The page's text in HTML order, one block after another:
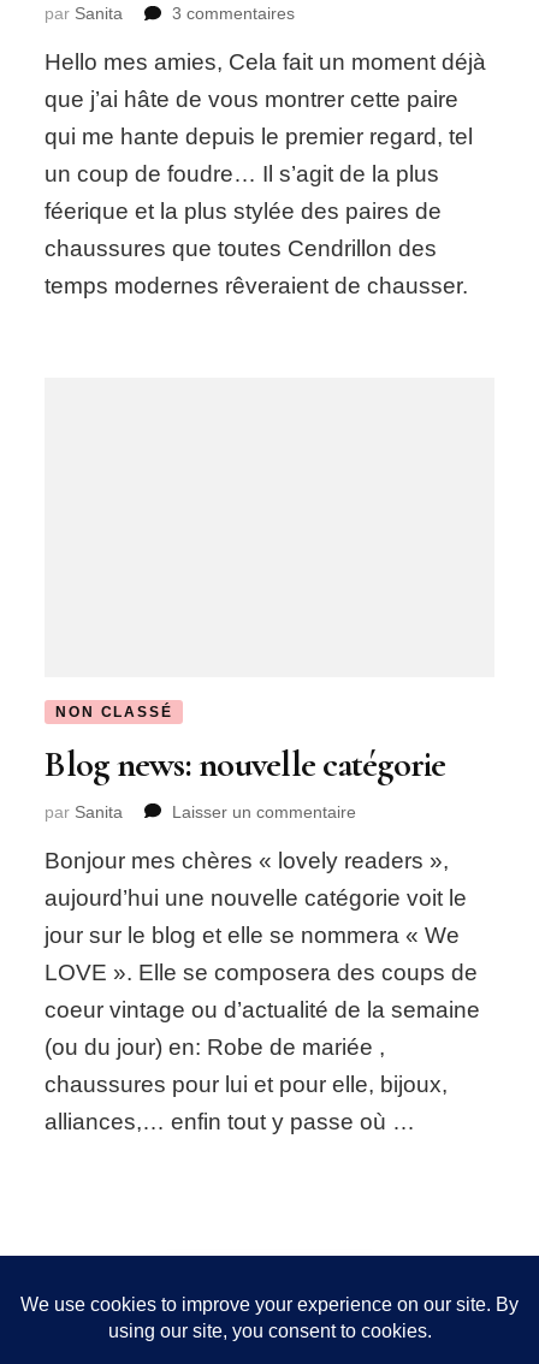
par Sanita 3 commentairessur
aime:
soulier
de
Cendrillon
signé
Jimmy
Choo
Hello mes amies, Cela fait un moment déjà
que j’ai hâte de vous montrer cette paire
qui me hante depuis le premier regard, tel
un coup de foudre… Il s’agit de la plus
féerique et la plus stylée des paires de
chaussures que toutes Cendrillon des
temps modernes rêveraient de chausser.
NON CLASSÉ
Blog news: nouvelle catégorie
par Sanita Laisser un commentaire
news:
nouvelle
catégorie
Bonjour mes chères « lovely readers »,
aujourd’hui une nouvelle catégorie voit le
jour sur le blog et elle se nommera « We
LOVE ». Elle se composera des coups de
coeur vintage ou d’actualité de la semaine
(ou du jour) en: Robe de mariée ,
chaussures pour lui et pour elle, bijoux,
alliances,… enfin tout y passe où …
FOLLOW ME!
Nous utilisons des cookies pour vous garantir la meilleure
expérience sur notre site. Si vous continuez à utiliser ce
dernier, nous considérerons que vous acceptez l'utilisation des